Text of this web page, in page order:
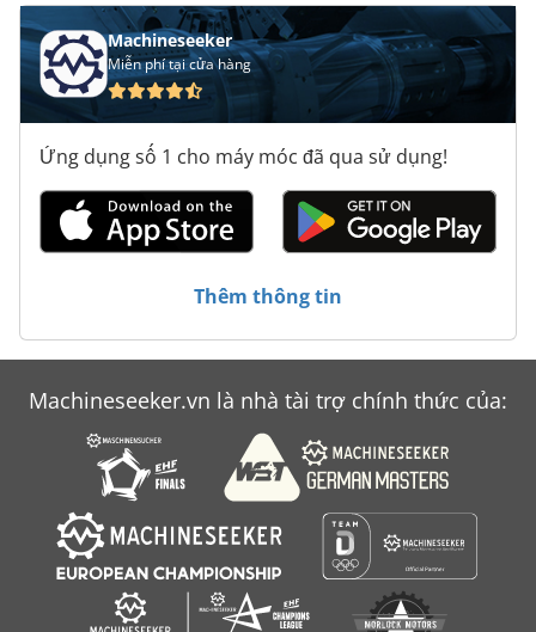
Máy Khai Thác
Máy Khoan Cnc
Máy Khắc
Máy Ảnh-Khắc
Robot Máy
Technica
Trục Chính Máy Khoan
Ảnh Khắc Máy
Machineseeker
Miễn phí tại cửa hàng
Ứng dụng số 1 cho máy móc đã qua sử dụng!
Thêm thông tin
Machineseeker.vn là nhà tài trợ chính thức của: